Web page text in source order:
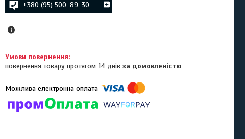
+380 (95) 500-89-30
повернення товару протягом 14 днівза домовленістю